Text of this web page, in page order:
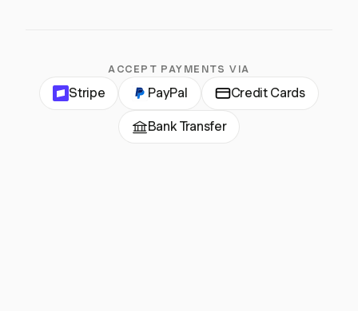
ACCEPT PAYMENTS VIA
Stripe PayPal Credit Cards
Bank Transfer